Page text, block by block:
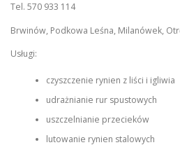
Tel. 570 933 114
Brwinów, Podkowa Leśna, Milanówek,
Usługi:
czyszczenie rynien z liści i igliwia
udrażnianie rur spustowych
uszczelnianie przecieków
lutowanie rynien stalowych